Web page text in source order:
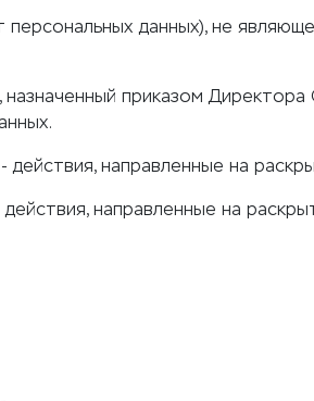
данных), не
приказом
направленные на
направленные на